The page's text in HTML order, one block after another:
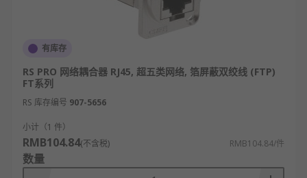
可进行网络管理的以太网交换机上一般都有一个
“Console”端口，它是专门用于对交换机进行配置和
管理的。通过Console端口连接并配置交换机，是配
置和管理交换机必须经过的步骤。因为其他方式的配
置往往需要借助于IP地址、域名或设备名称才可以实
现，而新购买的交换机显然不可能内置有这些参数，
所以Console端口是最常用、最基本的交换机管理和
配置端口。
有库存
RS PRO 网络耦合器 RJ45, 超五类网络, 箔屏蔽双绞线 (FTP)
FT系列
RS 库存编号 907-5656
小计（1 件）
RMB104.84(不含税) RMB104.84/件
数量